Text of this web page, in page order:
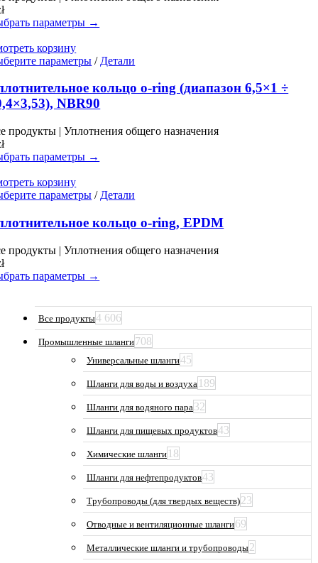
Опции
выбрать
странице
товара.
параметры →
корзину
параметры Этот
имеет
несколько
вариаций.
можно
на
/ Детали
кольцо o-ring (диапазон 6,5×1 ÷
NBR90
продукты | Уплотнения общего назначения
параметры →
корзину
параметры Этот
имеет
несколько
вариаций.
Опции
выбрать
странице
товара.
/ Детали
кольцо o-ring, EPDM
продукты | Уплотнения общего назначения
параметры →
Все продукты4 606
Промышленные шланги708
Универсальные шланги45
Шланги для воды и воздуха 189
Шланги для водяного пара 32
Шланги для пищевых продуктов43
Химические шланги 18
Шланги для нефтепродуктов43
Трубопроводы (для твердых веществ)23
Отводные и вентиляционные шланги69
Металлические шланги и трубопроводы2